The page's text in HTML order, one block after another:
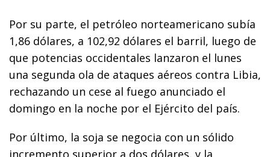
Por su parte, el petróleo norteamericano subía
1,86 dólares, a 102,92 dólares el barril, luego de
que potencias occidentales lanzaron el lunes
una segunda ola de ataques aéreos contra Libia,
rechazando un cese al fuego anunciado el
domingo en la noche por el Ejército del país.
Por último, la soja se negocia con un sólido
incremento superior a dos dólares, y la